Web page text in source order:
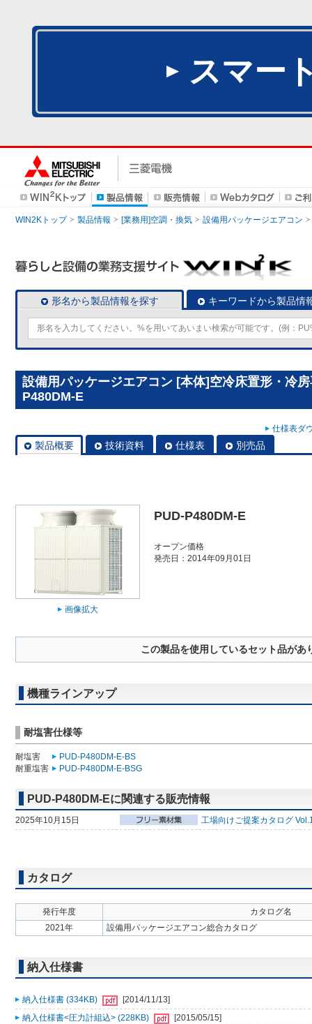
スマー
WIN2Kトップ 製品情報 [業務用]空調・換気 設備用パッケージエアコン
形名から製品情報を探す キーワードから製品情
設備用パッケージエアコン [本体]空冷床置形・冷
P480DM-E
仕様表ダ
製品概要 技術資料 仕様表 別売品
画像拡大
PUD-P480DM-E
オープン価格
発売日：2014年09月01日
この製品を使用しているセット品があ
機種ラインアップ
耐塩害仕様等
耐塩害
PUD-P480DM-E-BS
耐重塩害
PUD-P480DM-E-BSG
PUD-P480DM-Eに関連する販売情報
2025年10月15日 工場向けご提案カタログ
カタログ
発行年度
カタログ名
2021年
設備用パッケージエアコン総合カタログ
納入仕様書
納入仕様書 (334KB)
[2014/11/13]
納入仕様書<圧力計組込> (228KB)
[2015/05/15]